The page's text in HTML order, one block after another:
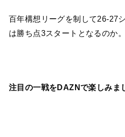
百年構想リーグを制して26-27
は勝ち点3スタートとなるのか。
注目の一戦をDAZNで楽しみま